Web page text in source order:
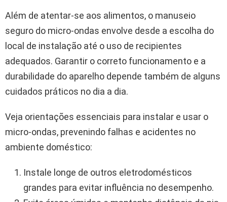
Além de atentar-se aos alimentos, o manuseio
seguro do micro-ondas envolve desde a escolha do
local de instalação até o uso de recipientes
adequados. Garantir o correto funcionamento e a
durabilidade do aparelho depende também de alguns
cuidados práticos no dia a dia.
Veja orientações essenciais para instalar e usar o
micro-ondas, prevenindo falhas e acidentes no
ambiente doméstico:
Instale longe de outros eletrodomésticos
grandes para evitar influência no desempenho.